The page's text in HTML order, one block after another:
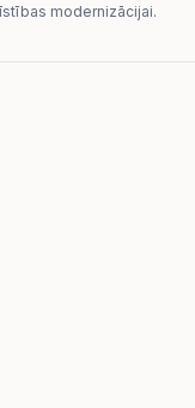
modernizācijai.